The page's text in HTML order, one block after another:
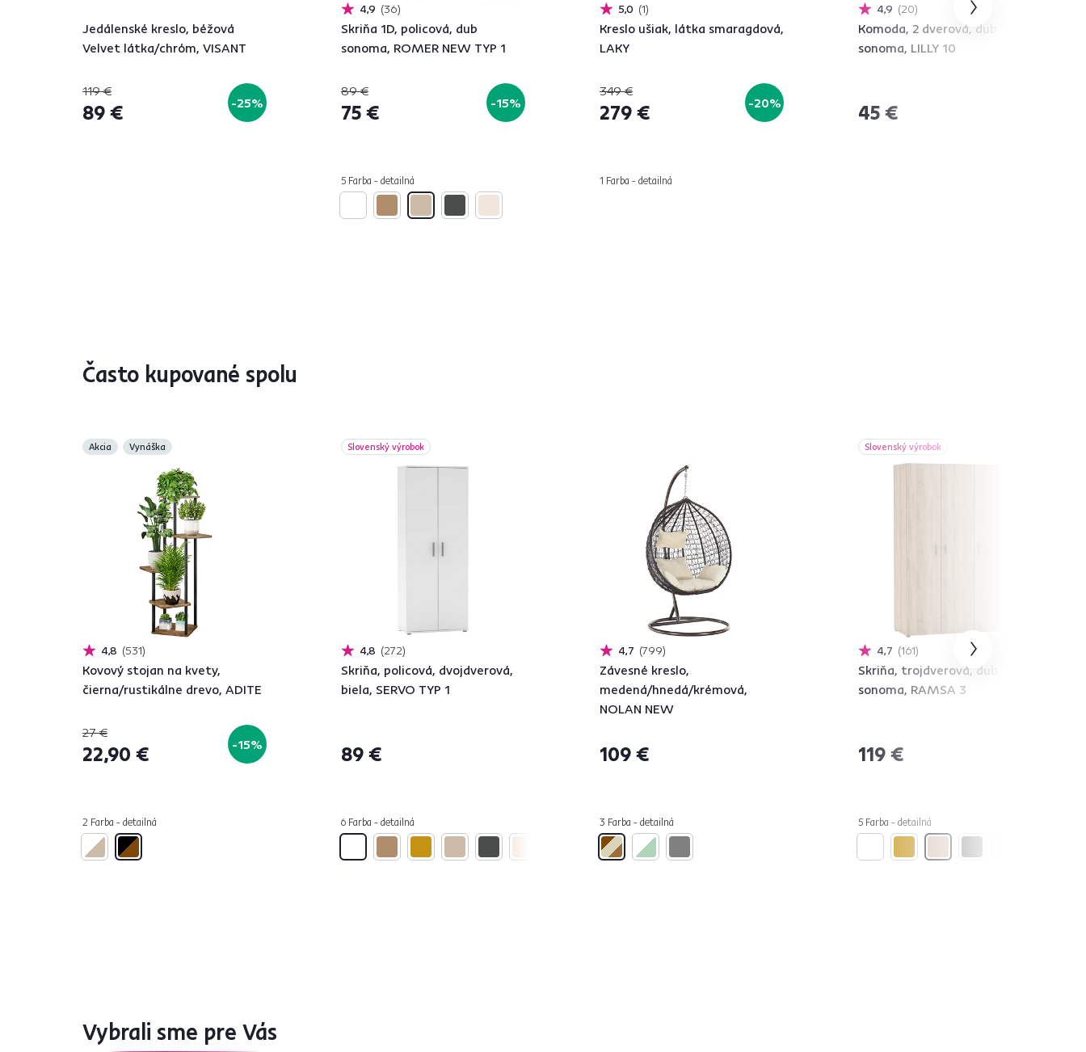
Jedálenské kreslo, béžová
Velvet látka/chróm, VISANT
119 €
89 € -25%
4,9 36
Skriňa 1D, policová, dub
sonoma, ROMER NEW TYP 1
89 €
75 € -15%
5 Farba - detailná
5,0 1
Kreslo ušiak, látka smaragdová,
LAKY
349 €
279 € -20%
1 Farba - detailná
4,9 20
Komoda, 2 dverová, dub
sonoma, LILLY 10
45 €
Často kupované spolu
Akcia Vynáška
4,8 531
Kovový stojan na kvety,
čierna/rustikálne drevo, ADITE
27 €
22,90 € -15%
2 Farba - detailná
Slovenský výrobok
4,8 272
Skriňa, policová, dvojdverová,
biela, SERVO TYP 1
89 €
6 Farba - detailná
4,7 799
Závesné kreslo,
medená/hnedá/krémová,
NOLAN NEW
109 €
3 Farba - detailná
Slovenský výrobok
4,7 161
Skriňa, trojdverová, dub
sonoma, RAMSA 3
119 €
5 Farba - detailná
Vybrali sme pre Vás